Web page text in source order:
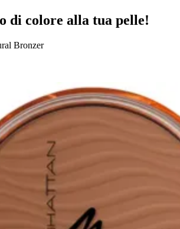
di colore alla tua pelle!
Bronzer